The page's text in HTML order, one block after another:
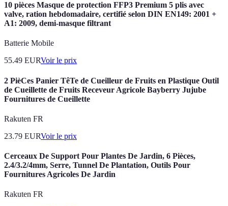
10 pièces Masque de protection FFP3 Premium 5 plis avec
valve, ration hebdomadaire, certifié selon DIN EN149: 2001 +
A1: 2009, demi-masque filtrant
Batterie Mobile
55.49 EURVoir le prix
2 PièCes Panier TêTe de Cueilleur de Fruits en Plastique Outil
de Cueillette de Fruits Receveur Agricole Bayberry Jujube
Fournitures de Cueillette
Rakuten FR
23.79 EURVoir le prix
Cerceaux De Support Pour Plantes De Jardin, 6 Pièces,
2.4/3.2/4mm, Serre, Tunnel De Plantation, Outils Pour
Fournitures Agricoles De Jardin
Rakuten FR